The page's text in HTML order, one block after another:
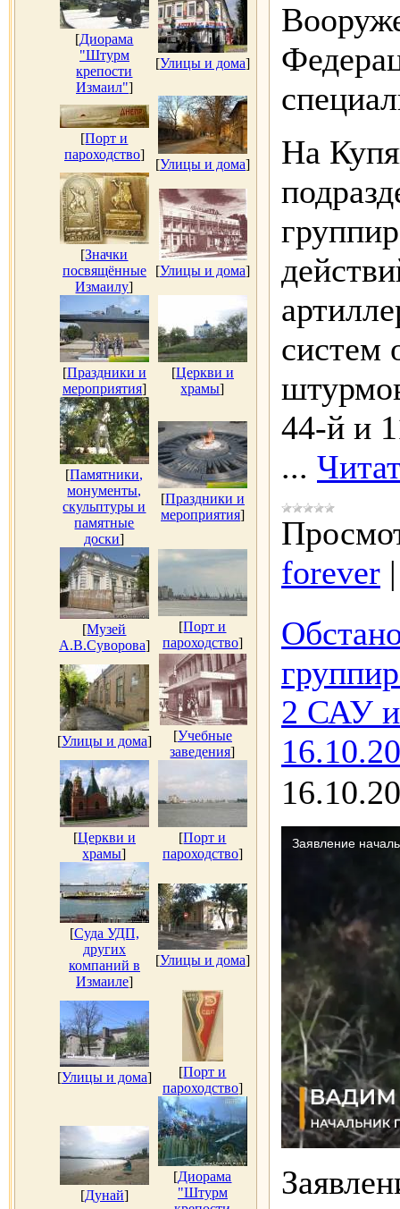
[Диорама
"Штурм
крепости
Измаил"]
[Улицы и дома]
[Порт и
пароходство]
[Улицы и дома]
[Значки
посвящённые
Измаилу]
[Улицы и дома]
[Праздники и
мероприятия]
[Церкви и
храмы]
[Памятники,
монументы,
скульптуры и
памятные
доски]
[Праздники и
мероприятия]
[Музей
А.В.Суворова]
[Порт и
пароходство]
[Улицы и дома] [Учебные
заведения]
[Церкви и
храмы]
[Порт и
пароходство]
[Суда УДП,
других
компаний в
Измаиле]
[Улицы и дома]
[Улицы и дома] [Порт и
пароходство]
[Дунай]
[Диорама
"Штурм
На
систем
44-й и
...
forever
2 САУ